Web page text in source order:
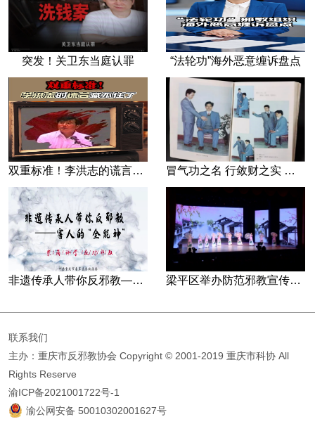
突发！关卫东当庭认罪 “法轮功”海外恶意缠诉盘点
双重标准！李洪志的谎言藏不住了 冒气功之名 行敛财之实 张宏堡义女“小倩”团伙覆灭记
非遗传承人带你反邪教—害人的“全能神” 梁平区举办防范邪教宣传专场文艺演出
联系我们
主办：重庆市反邪教协会 Copyright © 2001-2019 重庆市科协 All
Rights Reserve
渝ICP备2021001722号-1
渝公网安备 50010302001627号